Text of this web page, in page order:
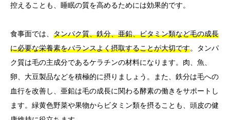
控えることも、睡眠の質を高めるためには効果的です。
食事面では、 タンパク質、鉄分、亜鉛、ビタミン類など毛の成長
に必要な栄養素をバランスよく摂取することが大切です。タンパ
ク質は毛の主成分であるケラチンの材料になります。肉、魚、
卵、大豆製品などを積極的に摂りましょう。また、鉄分は毛への
血行を改善し、亜鉛は毛の成長に関わる酵素の働きをサポートし
ます。緑黄色野菜や果物からビタミン類を摂ることも、頭皮の健